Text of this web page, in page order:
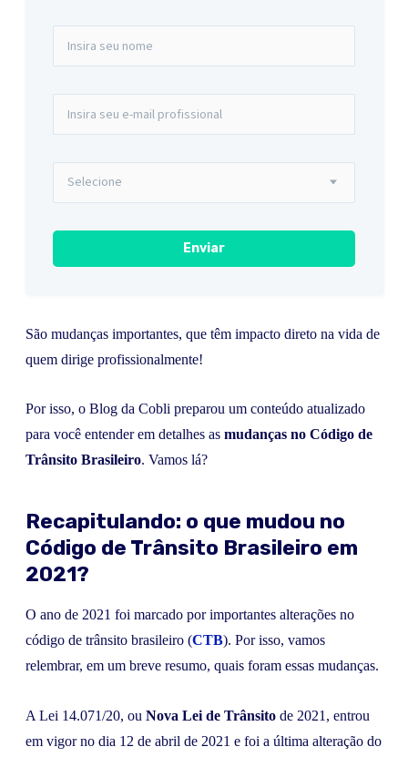
São mudanças importantes, que têm impacto direto na vida de
quem dirige profissionalmente!
Por isso, o Blog da Cobli preparou um conteúdo atualizado
para você entender em detalhes as mudanças no Código de
Trânsito Brasileiro. Vamos lá?
Recapitulando: o que mudou no
Código de Trânsito Brasileiro em
2021?
O ano de 2021 foi marcado por importantes alterações no
código de trânsito brasileiro (CTB). Por isso, vamos
relembrar, em um breve resumo, quais foram essas mudanças.
A Lei 14.071/20, ou Nova Lei de Trânsito de 2021, entrou
em vigor no dia 12 de abril de 2021 e foi a última alteração do